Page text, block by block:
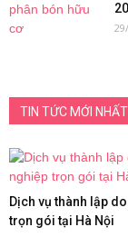
TIN TỨC MỚI NHẤT
Dịch vụ thành lập
trọn gói tại Hà Nội